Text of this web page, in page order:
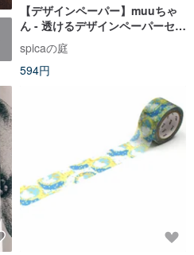
【デザインペーパー】muuちゃ
ん - 透けるデザインペーパーセッ
ト | spicaの庭 (DS1)
spicaの庭
594円